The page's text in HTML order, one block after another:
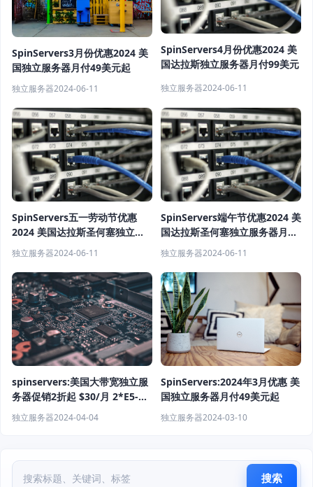
SpinServers3月份优惠2024 美
国独立服务器月付49美元起
独立服务器2024-06-11
SpinServers4月份优惠2024 美
国达拉斯独立服务器月付99美元
独立服务器2024-06-11
SpinServers五一劳动节优惠
2024 美国达拉斯圣何塞独立服
务器月付79美元起
独立服务器2024-06-11
SpinServers端午节优惠2024 美
国达拉斯圣何塞独立服务器月付
69美元起
独立服务器2024-06-11
spinservers:美国大带宽独立服
务器促销2折起 $30/月 2*E5-
2630L v3/64G内存/1.6t
SSD/10Gbps带宽
独立服务器2024-04-04
SpinServers:2024年3月优惠 美
国独立服务器月付49美元起
独立服务器2024-03-10
搜索